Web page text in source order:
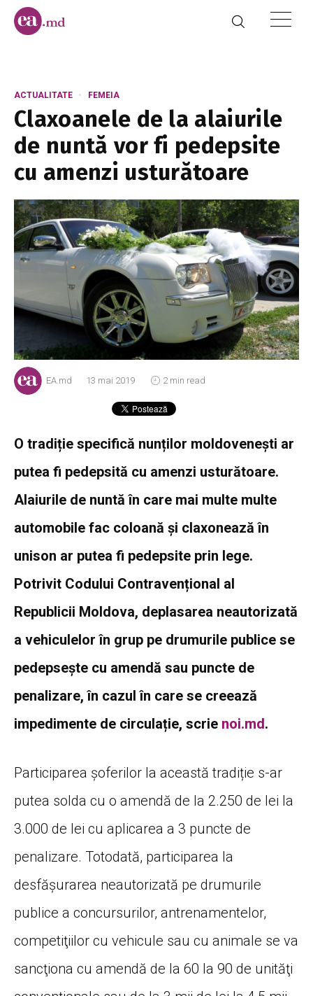
ACTUALITATE FEMEIA
Claxoanele de la alaiurile
de nuntă vor fi pedepsite
cu amenzi usturătoare
EA.md 13 mai 2019 2 min read
O tradiție specifică nunților moldovenești ar
putea fi pedepsită cu amenzi usturătoare.
Alaiurile de nuntă în care mai multe multe
automobile fac coloană și claxonează în
unison ar putea fi pedepsite prin lege.
Potrivit Codului Contravențional al
Republicii Moldova, deplasarea neautorizată
a vehiculelor în grup pe drumurile publice se
pedepsește cu amendă sau puncte de
penalizare, în cazul în care se creează
impedimente de circulație, scrie noi.md.
Participarea șoferilor la această tradiție s-ar
putea solda cu o amendă de la 2.250 de lei la
3.000 de lei cu aplicarea a 3 puncte de
penalizare. Totodată, participarea la
desfăşurarea neautorizată pe drumurile
publice a concursurilor, antrenamentelor,
competiţiilor cu vehicule sau cu animale se va
sancţiona cu amendă de la 60 la 90 de unităţi